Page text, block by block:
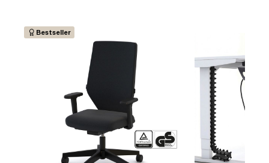
Bestseller